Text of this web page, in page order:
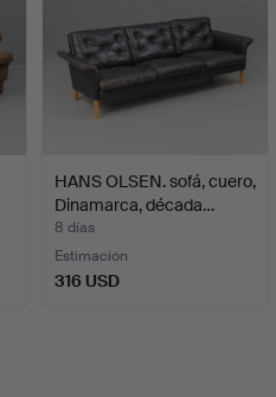
HANS OLSEN. sofá, cuero,
Dinamarca, década…
8 días
Estimación
316 USD